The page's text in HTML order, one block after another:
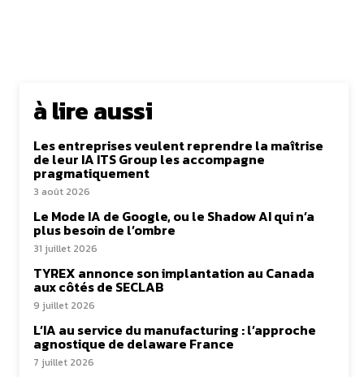
à lire aussi
Les entreprises veulent reprendre la maîtrise
de leur IA ITS Group les accompagne
pragmatiquement
3 août 2026
Le Mode IA de Google, ou le Shadow AI qui n’a
plus besoin de l’ombre
31 juillet 2026
TYREX annonce son implantation au Canada
aux côtés de SECLAB
9 juillet 2026
L’IA au service du manufacturing : l’approche
agnostique de delaware France
7 juillet 2026